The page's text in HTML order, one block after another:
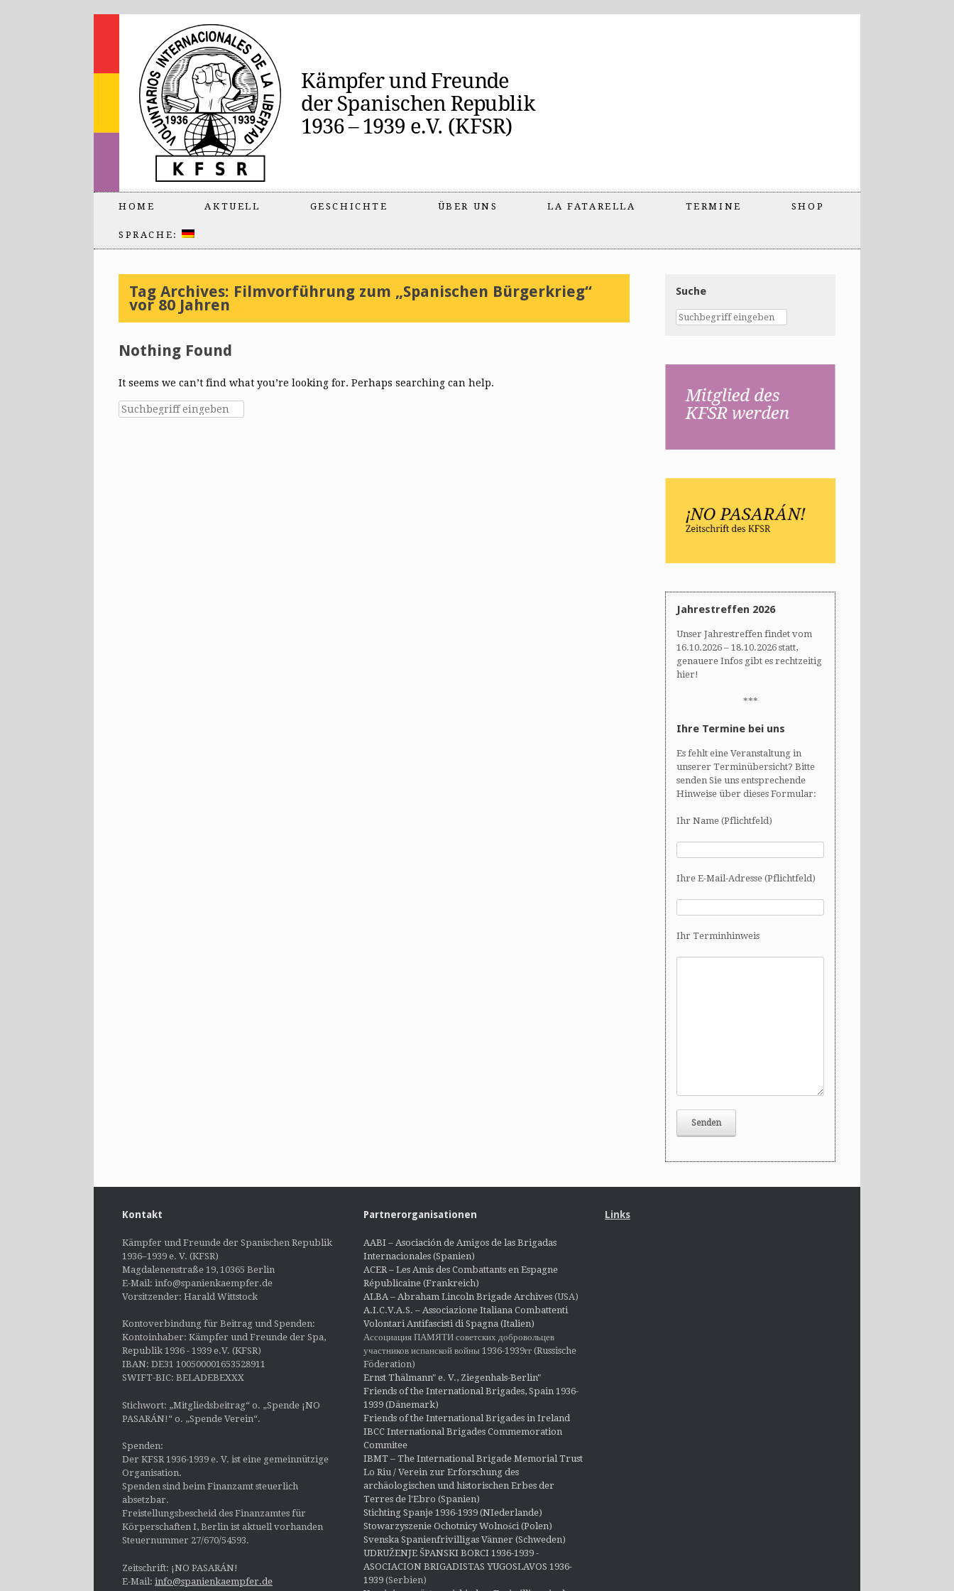
HOME AKTUELL GESCHICHTE ÜBER UNS LA FATARELLA TERMINE SHOP
SPRACHE:
Tag Archives: Filmvorführung zum „Spanischen Bürgerkrieg“
vor 80 Jahren
Nothing Found
It seems we can’t find what you’re looking for. Perhaps searching can help.
Suche
Jahrestreffen 2026
Unser Jahrestreffen findet vom
16.10.2026 – 18.10.2026 statt,
genauere Infos gibt es rechtzeitig
hier!
***
Ihre Termine bei uns
Es fehlt eine Veranstaltung in
unserer Terminübersicht? Bitte
senden Sie uns entsprechende
Hinweise über dieses Formular:
Ihr Name (Pflichtfeld)
Ihre E-Mail-Adresse (Pflichtfeld)
Ihr Terminhinweis
Kontakt
Kämpfer und Freunde der Spanischen Republik
1936–1939 e. V. (KFSR)
Magdalenenstraße 19, 10365 Berlin
E-Mail: info@spanienkaempfer.de
Vorsitzender: Harald Wittstock
Kontoverbindung für Beitrag und Spenden:
Kontoinhaber: Kämpfer und Freunde der Spa,
Republik 1936 - 1939 e.V. (KFSR)
IBAN: DE31 100500001653528911
SWIFT-BIC: BELADEBEXXX
Stichwort: „Mitgliedsbeitrag“ o. „Spende ¡NO
PASARÁN!“ o. „Spende Verein“.
Spenden:
Der KFSR 1936-1939 e. V. ist eine gemeinnützige
Organisation.
Spenden sind beim Finanzamt steuerlich
absetzbar.
Freistellungsbescheid des Finanzamtes für
Körperschaften I, Berlin ist aktuell vorhanden
Steuernummer 27/670/54593.
Zeitschrift: ¡NO PASARÁN!
E-Mail: info@spanienkaempfer.de
Partnerorganisationen
AABI – Asociación de Amigos de las Brigadas
Internacionales (Spanien)
ACER – Les Amis des Combattants en Espagne
Républicaine (Frankreich)
ALBA – Abraham Lincoln Brigade Archives(USA)
A.I.C.V.A.S. – Associazione Italiana Combattenti
Volontari Antifascisti di Spagna (Italien)
Ассоциация ПАМЯТИ советских добровольцев
участников испанской войны 1936-1939гг (Russische
Föderation)
Ernst Thälmann" e. V., Ziegenhals-Berlin"
Friends of the International Brigades, Spain 1936-
1939 (Dänemark)
Friends of the International Brigades in Ireland
IBCC International Brigades Commemoration
Commitee
IBMT – The International Brigade Memorial Trust
Lo Riu / Verein zur Erforschung des
archäologischen und historischen Erbes der
Terres de l'Ebro (Spanien)
Stichting Spanje 1936-1939 (NIederlande)
Stowarzyszenie Ochotnicy Wolności (Polen)
Svenska Spanienfrivilligas Vänner (Schweden)
UDRUŽENJE ŠPANSKI BORCI 1936-1939 -
ASOCIACION BRIGADISTAS YUGOSLAVOS 1936-
1939(Serbien)
Links